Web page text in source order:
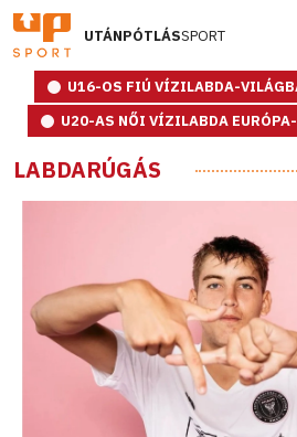
UTÁNPÓTLÁSSPORT
U16-OS FIÚ VÍZILABDA-
U20-AS NŐI VÍZILABDA
LABDARÚGÁS